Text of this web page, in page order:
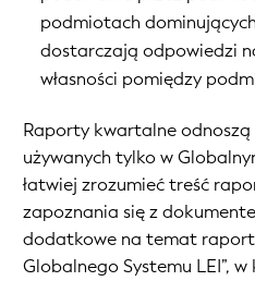
podmiotach
dostarczają odpowiedzi
własności pomiędzy
Raporty kwartalne odnoszą
używanych tylko w
łatwiej zrozumieć treść
zapoznania się z
dodatkowe na temat
Globalnego Systemu LEI”,